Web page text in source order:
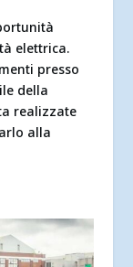
elettrica.
presso
della
realizzate
alla